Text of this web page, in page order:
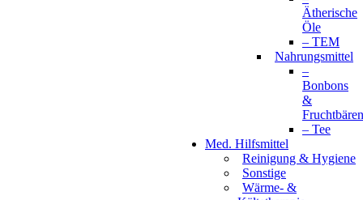
Ätherische
Öle
– TEM
Nahrungsmittel
–
Bonbons
&
Fruchtbären
– Tee
Med. Hilfsmittel
Reinigung & Hygiene
Sonstige
Wärme- &